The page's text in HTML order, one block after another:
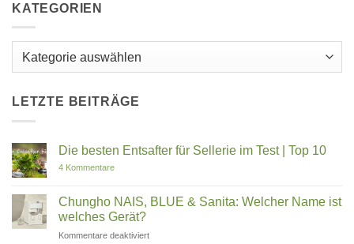
KATEGORIEN
Kategorien
LETZTE BEITRÄGE
Die besten Entsafter für Sellerie im Test | Top 10
4 Kommentarezu
Entsafter
für
Sellerie
Test
Chungho NAIS, BLUE & Sanita: Welcher Name ist
welches Gerät?
Kommentare deaktiviertfür